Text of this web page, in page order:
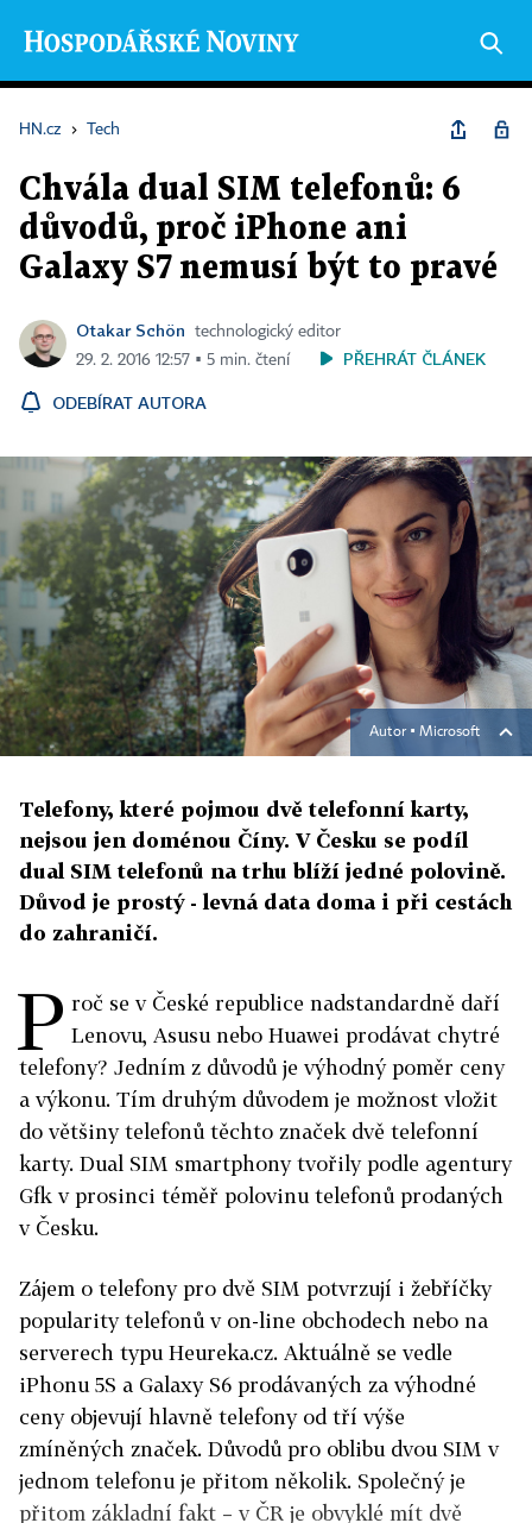
HN.cz › Tech
Chvála dual SIM telefonů: 6
důvodů, proč iPhone ani
Galaxy S7 nemusí být to pravé
Otakar Schön
technologický editor
29. 2. 2016 12:57 ▪ 5 min. čtení
PŘEHRÁT ČLÁNEK
ODEBÍRAT AUTORA
Autor ▪ Microsoft
Telefony, které pojmou dvě telefonní karty,
nejsou jen doménou Číny. V Česku se podíl
dual SIM telefonů na trhu blíží jedné polovině.
Důvod je prostý - levná data doma i při cestách
do zahraničí.
P roč se v České republice nadstandardně daří
Lenovu, Asusu nebo Huawei prodávat chytré
telefony? Jedním z důvodů je výhodný poměr ceny
a výkonu. Tím druhým důvodem je možnost vložit
do většiny telefonů těchto značek dvě telefonní
karty. Dual SIM smartphony tvořily podle agentury
Gfk v prosinci téměř polovinu telefonů prodaných
v Česku.
Zájem o telefony pro dvě SIM potvrzují i žebříčky
popularity telefonů v on-line obchodech nebo na
serverech typu Heureka.cz. Aktuálně se vedle
iPhonu 5S a Galaxy S6 prodávaných za výhodné
ceny objevují hlavně telefony od tří výše
zmíněných značek. Důvodů pro oblibu dvou SIM v
jednom telefonu je přitom několik. Společný je
přitom základní fakt – v ČR je obvyklé mít dvě